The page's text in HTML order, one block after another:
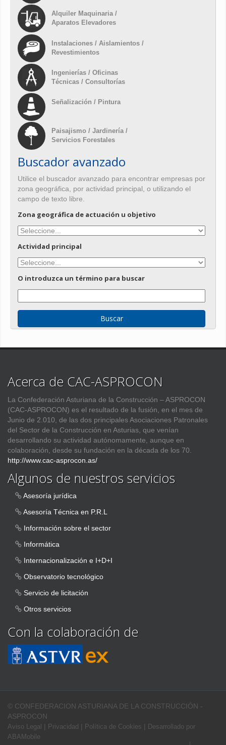
Alquiler Maquinaria /
Aparatos Elevadores
Instalaciones / Aislamientos /
Revestimientos
Ingenierías / Oficinas
Técnicas / Consultorías
Señalización / Pintura
Paisajismo / Jardinería /
Servicios Forestales
Buscador avanzado
Utilice el buscador avanzado para encontrar empresas por
zona geográfica, por actividad principal, o utilizando el
campo de texto libre.
Zona geográfica de actuación u objetivo
Actividad principal
O introduzca un término para buscar
Acerca de CAC-ASPROCON
La Confederación Asturiana de la Construcción – ASPROCON
(CAC-ASPROCON) es el resultado de la fusión, en el mes de
Junio de 2.010, de las dos principales Asociaciones Patronales
del Sector de la Construcción en Asturias, que venían
desarrollando su actividad autónomamente, aunque en
colaboración, desde su fundación en la década de los 70.
http://www.cac-asprocon.as/
Algunos de nuestros servicios
Asesoría jurídica
Asesoría Técnica en P.R.L
Información sobre el sector
Informática
Internacionalización e I+D+I
Observatorio tecnológico
Servicio de licitación
Otros servicios
Con la colaboración de
© CONFEDERACION ASTURIANA DE LA CONSTRUCCIÓN -
ASPROCON
Aviso Legal | Privacidad | Política de Cookies | Desarrollado por
ABAMobile